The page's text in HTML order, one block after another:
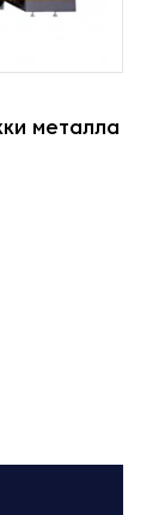
металла